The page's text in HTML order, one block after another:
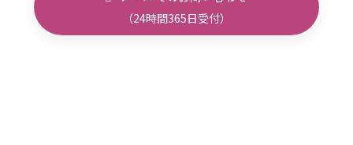
（24時間365日受付）